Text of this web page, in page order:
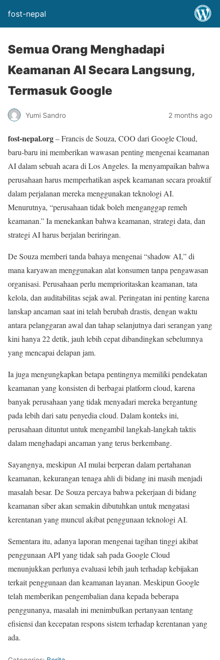
fost-nepal
Semua Orang Menghadapi
Keamanan AI Secara Langsung,
Termasuk Google
Yumi Sandro 2 months ago
fost-nepal.org– Francis de Souza, COO dari Google Cloud,
baru-baru ini memberikan wawasan penting mengenai keamanan
AI dalam sebuah acara di Los Angeles. Ia menyampaikan bahwa
perusahaan harus memperhatikan aspek keamanan secara proaktif
dalam perjalanan mereka menggunakan teknologi AI.
Menurutnya, “perusahaan tidak boleh menganggap remeh
keamanan.” Ia menekankan bahwa keamanan, strategi data, dan
strategi AI harus berjalan beriringan.
De Souza memberi tanda bahaya mengenai “shadow AI,” di
mana karyawan menggunakan alat konsumen tanpa pengawasan
organisasi. Perusahaan perlu memprioritaskan keamanan, tata
kelola, dan auditabilitas sejak awal. Peringatan ini penting karena
lanskap ancaman saat ini telah berubah drastis, dengan waktu
antara pelanggaran awal dan tahap selanjutnya dari serangan yang
kini hanya 22 detik, jauh lebih cepat dibandingkan sebelumnya
yang mencapai delapan jam.
Ia juga mengungkapkan betapa pentingnya memiliki pendekatan
keamanan yang konsisten di berbagai platform cloud, karena
banyak perusahaan yang tidak menyadari mereka bergantung
pada lebih dari satu penyedia cloud. Dalam konteks ini,
perusahaan dituntut untuk mengambil langkah-langkah taktis
dalam menghadapi ancaman yang terus berkembang.
Sayangnya, meskipun AI mulai berperan dalam pertahanan
keamanan, kekurangan tenaga ahli di bidang ini masih menjadi
masalah besar. De Souza percaya bahwa pekerjaan di bidang
keamanan siber akan semakin dibutuhkan untuk mengatasi
kerentanan yang muncul akibat penggunaan teknologi AI.
Sementara itu, adanya laporan mengenai tagihan tinggi akibat
penggunaan API yang tidak sah pada Google Cloud
menunjukkan perlunya evaluasi lebih jauh terhadap kebijakan
terkait penggunaan dan keamanan layanan. Meskipun Google
telah memberikan pengembalian dana kepada beberapa
penggunanya, masalah ini menimbulkan pertanyaan tentang
efisiensi dan kecepatan respons sistem terhadap kerentanan yang
ada.